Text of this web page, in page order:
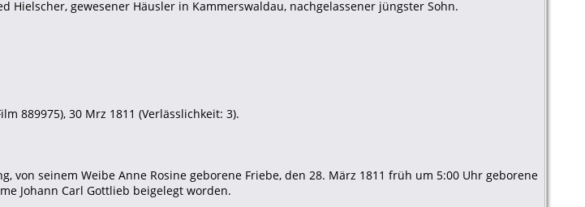
Hielscher, gewesener Häusler in Kammerswaldau, nachgelassener jüngster Sohn.
889975), 30 Mrz 1811 (Verlässlichkeit: 3).
von seinem Weibe Anne Rosine geborene Friebe, den 28. März 1811 früh um 5:00 Uhr geborene
Johann Carl Gottlieb beigelegt worden.